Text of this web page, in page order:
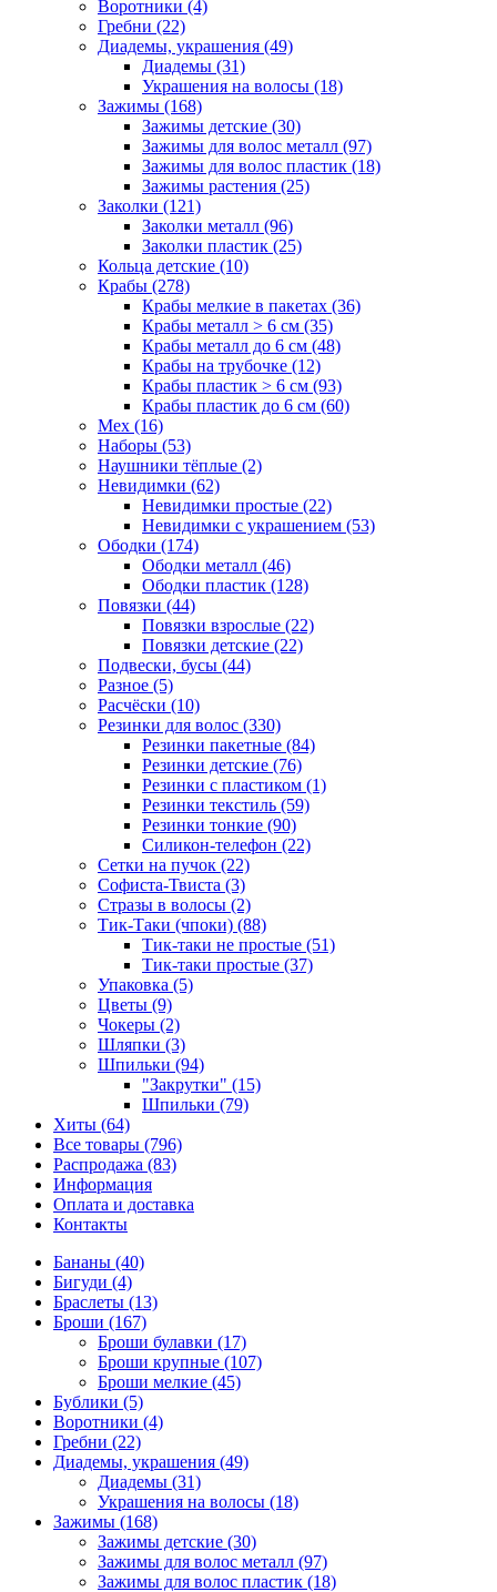
Воротники (4)
Гребни (22)
Диадемы, украшения (49)
Диадемы (31)
Украшения на волосы (18)
Зажимы (168)
Зажимы детские (30)
Зажимы для волос металл (97)
Зажимы для волос пластик (18)
Зажимы растения (25)
Заколки (121)
Заколки металл (96)
Заколки пластик (25)
Кольца детские (10)
Крабы (278)
Крабы мелкие в пакетах (36)
Крабы металл > 6 см (35)
Крабы металл до 6 см (48)
Крабы на трубочке (12)
Крабы пластик > 6 см (93)
Крабы пластик до 6 см (60)
Мех (16)
Наборы (53)
Наушники тёплые (2)
Невидимки (62)
Невидимки простые (22)
Невидимки с украшением (53)
Ободки (174)
Ободки металл (46)
Ободки пластик (128)
Повязки (44)
Повязки взрослые (22)
Повязки детские (22)
Подвески, бусы (44)
Разное (5)
Расчёски (10)
Резинки для волос (330)
Резинки пакетные (84)
Резинки детские (76)
Резинки с пластиком (1)
Резинки текстиль (59)
Резинки тонкие (90)
Силикон-телефон (22)
Сетки на пучок (22)
Софиста-Твиста (3)
Стразы в волосы (2)
Тик-Таки (чпоки) (88)
Тик-таки не простые (51)
Тик-таки простые (37)
Упаковка (5)
Цветы (9)
Чокеры (2)
Шляпки (3)
Шпильки (94)
"Закрутки" (15)
Шпильки (79)
Хиты (64)
Все товары (796)
Распродажа (83)
Информация
Оплата и доставка
Контакты
Бананы (40)
Бигуди (4)
Браслеты (13)
Броши (167)
Броши булавки (17)
Броши крупные (107)
Броши мелкие (45)
Бублики (5)
Воротники (4)
Гребни (22)
Диадемы, украшения (49)
Диадемы (31)
Украшения на волосы (18)
Зажимы (168)
Зажимы детские (30)
Зажимы для волос металл (97)
Зажимы для волос пластик (18)